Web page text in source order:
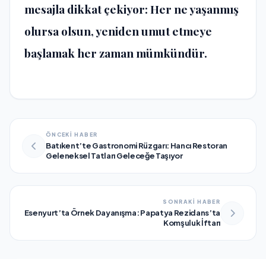
mesajla dikkat çekiyor: Her ne yaşanmış
olursa olsun, yeniden umut etmeye
başlamak her zaman mümkündür.
ÖNCEKİ HABER
Batıkent’te Gastronomi Rüzgarı: Hancı Restoran
Geleneksel Tatları Geleceğe Taşıyor
SONRAKİ HABER
Esenyurt’ta Örnek Dayanışma: Papatya Rezidans’ta
Komşuluk İftarı